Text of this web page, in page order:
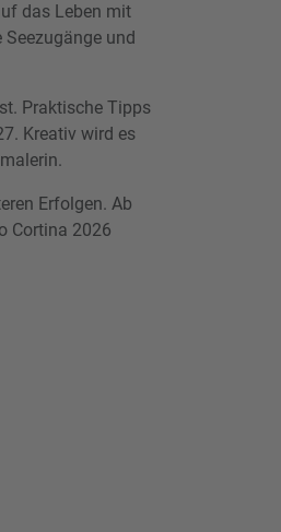
das Leben mit
und
Praktische Tipps
Kreativ wird es
Erfolgen. Ab
Cortina 2026